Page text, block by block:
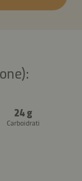
24 g
Carboidrati